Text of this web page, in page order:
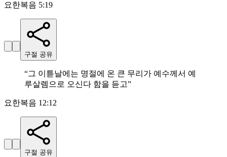
요한복음 5:19
구절 공유
“그 이튿날에는 명절에 온 큰 무리가 예수께서 예
루살렘으로 오신다 함을 듣고”
요한복음 12:12
구절 공유